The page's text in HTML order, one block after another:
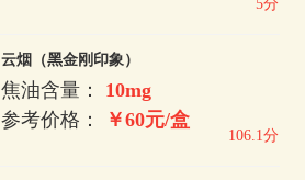
5分
云烟（黑金刚印象）
焦油含量： 10mg
参考价格：
￥60元/盒
106.1分